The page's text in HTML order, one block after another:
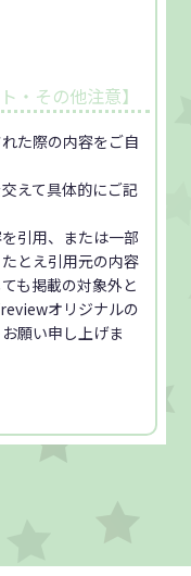
・その他注意】
た際の内容をご自
えて具体的にご記
引用、または一部
とえ引用元の内容
も掲載の対象外と
オリジナルの
願い申し上げま